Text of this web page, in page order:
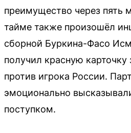
преимущество через пять
тайме также произошёл
сборной Буркина-Фасо
получил красную карточку
против игрока России.
эмоционально
поступком.